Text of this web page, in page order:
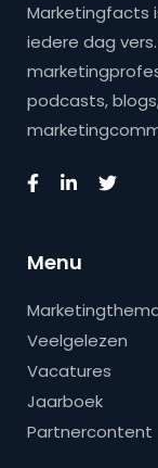
Marketingfacts
iedere dag
podcasts,
Menu
Veelgelezen
Vacatures
Jaarboek
Partnercontent